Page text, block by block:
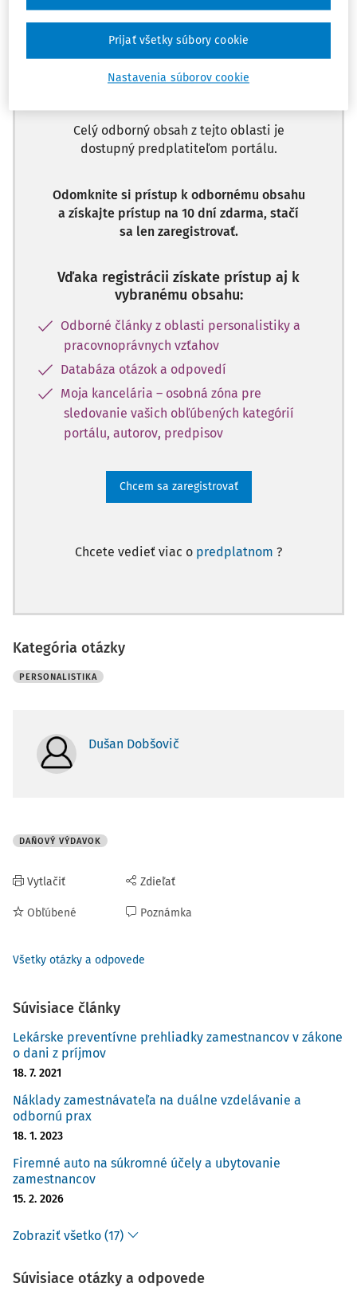
Ups, zatiaľ ste si prečítali len
začiatok...
Celý odborný obsah z tejto oblasti je
dostupný predplatiteľom portálu.
Odomknite si prístup k odbornému obsahu
a získajte prístup na 10 dní zdarma, stačí
sa len zaregistrovať.
Vďaka registrácii získate prístup aj k
vybranému obsahu:
Odborné články z oblasti personalistiky a
pracovnoprávnych vzťahov
Databáza otázok a odpovedí
Moja kancelária – osobná zóna pre
sledovanie vašich obľúbených kategórií
portálu, autorov, predpisov
Chcem sa zaregistrovať
Chcete vedieť viac o predplatnom ?
Kategória otázky
PERSONALISTIKA
Dušan Dobšovič
DAŇOVÝ VÝDAVOK
Vytlačiť
Obľúbené
Zdieľať
Poznámka
Všetky otázky a odpovede
Súvisiace články
Lekárske preventívne prehliadky zamestnancov v zákone
o dani z príjmov
18. 7. 2021
Náklady zamestnávateľa na duálne vzdelávanie a
odbornú prax
18. 1. 2023
Firemné auto na súkromné účely a ubytovanie
zamestnancov
15. 2. 2026
Zobraziť všetko (17)
Súvisiace otázky a odpovede
Nastavenia súborov cookie
Prijať všetky súbory cookie